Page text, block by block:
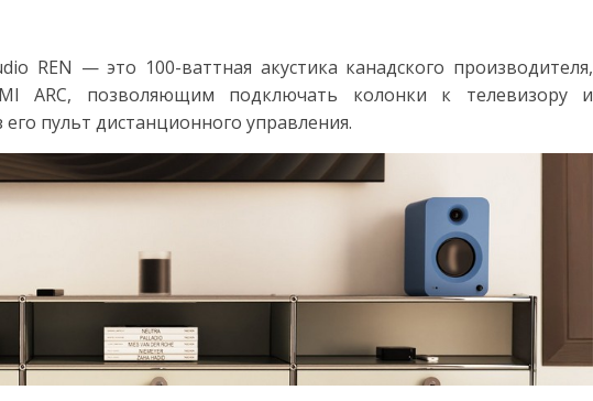
REN — это 100-ваттная акустика канадского производителя,
ARC, позволяющим подключать колонки к телевизору и
пульт дистанционного управления.